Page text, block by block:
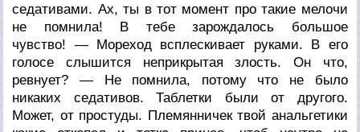
седативами. Ах, ты в тот момент про такие мелочи
не помнила! В тебе зарождалось большое
чувство! — Мореход всплескивает руками. В его
голосе слышится неприкрытая злость. Он что,
ревнует? — Не помнила, потому что не было
никаких седативов. Таблетки были от другого.
Может, от простуды. Племянничек твой анальгетики